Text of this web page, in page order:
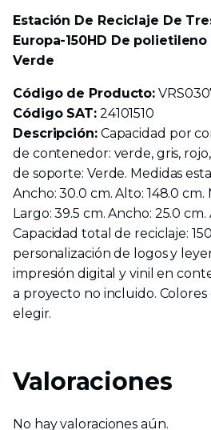
Estación De Reciclaje De
Europa-150HD De polietileno
Verde
Código de Producto:
Código SAT:24101510
Descripción:Capacidad por
de contenedor: verde, gris,
de soporte: Verde. Medidas
Ancho: 30.0 cm. Alto: 148.0
Largo: 39.5 cm. Ancho: 25.0 cm.
Capacidad total de reciclaje:
personalización de logos y
impresión digital y vinil en
a proyecto no incluido.
elegir.
Valoraciones
No hay valoraciones aún.